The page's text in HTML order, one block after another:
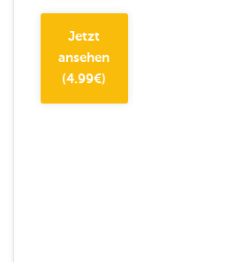
Jetzt
ansehen
(4.99€)